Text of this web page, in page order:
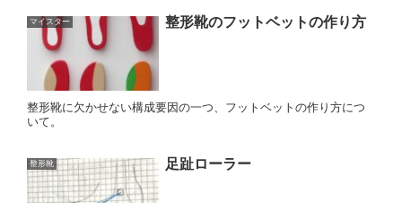
マイスター 整形靴のフットベットの作り方
整形靴に欠かせない構成要因の一つ、フットベットの作り方につ
いて。
整形靴 足趾ローラー